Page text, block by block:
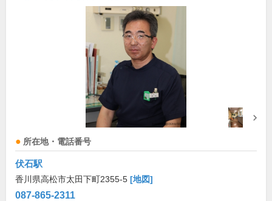
所在地・電話番号
伏石駅
香川県高松市太田下町2355-5 [地図]
087-865-2311